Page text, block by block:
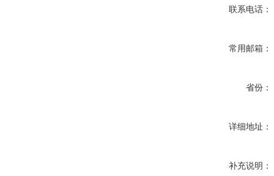
联系电话：
常用邮箱：
省份：
详细地址：
补充说明：